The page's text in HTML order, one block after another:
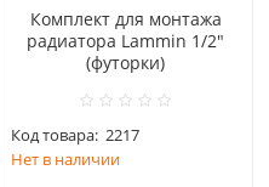
Комплект для монтажа
радиатора Lammin 1/2"
(футорки)
Код товара: 2217
Нет в наличии